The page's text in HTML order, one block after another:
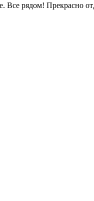
рядом! Прекрасно